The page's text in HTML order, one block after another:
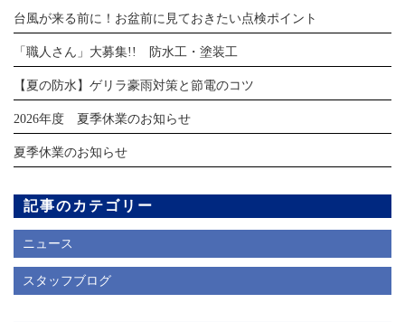
台風が来る前に！お盆前に見ておきたい点検ポイント
「職人さん」大募集!! 防水工・塗装工
【夏の防水】ゲリラ豪雨対策と節電のコツ
2026年度 夏季休業のお知らせ
夏季休業のお知らせ
記事のカテゴリー
ニュース
スタッフブログ